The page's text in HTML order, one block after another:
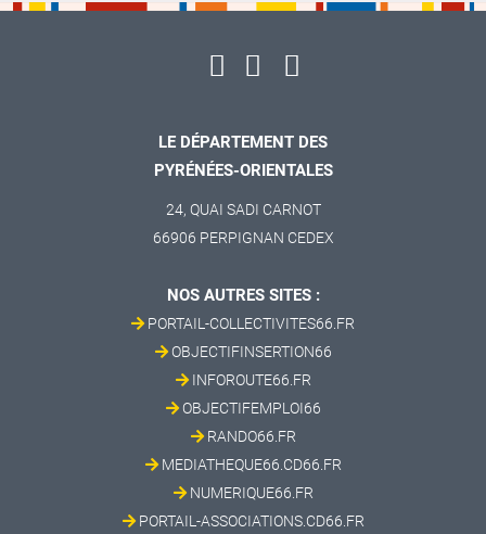
LE DÉPARTEMENT DES
PYRÉNÉES-ORIENTALES
24, QUAI SADI CARNOT
66906 PERPIGNAN CEDEX
NOS AUTRES SITES :
PORTAIL-COLLECTIVITES66.FR
OBJECTIFINSERTION66
INFOROUTE66.FR
OBJECTIFEMPLOI66
RANDO66.FR
MEDIATHEQUE66.CD66.FR
NUMERIQUE66.FR
PORTAIL-ASSOCIATIONS.CD66.FR